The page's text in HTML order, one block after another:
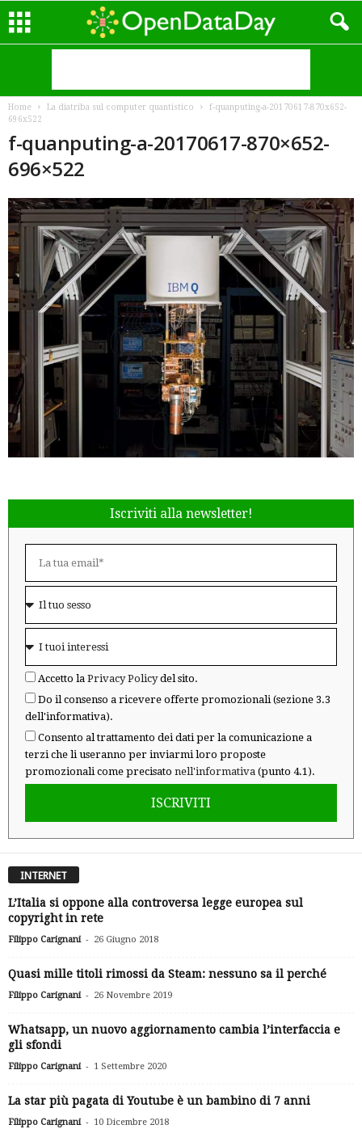
Home La diatriba sul computer quantistico
f-quanputing-a-20170617-870x652-
696x522
f-quanputing-a-20170617-870×652-
696×522
Iscriviti alla newsletter!
Accetto la Privacy Policydel sito.
Do il consenso a ricevere offerte promozionali (sezione 3.3
dell'informativa).
Consento al trattamento dei dati per la comunicazione a
terzi che li useranno per inviarmi loro proposte
promozionali come precisato nell'informativa (punto 4.1).
ISCRIVITI
INTERNET
L’Italia si oppone alla controversa legge europea sul
copyright in rete
Filippo Carignani - 26 Giugno 2018
Quasi mille titoli rimossi da Steam: nessuno sa il perché
Filippo Carignani - 26 Novembre 2019
Whatsapp, un nuovo aggiornamento cambia l’interfaccia e
gli sfondi
Filippo Carignani - 1 Settembre 2020
La star più pagata di Youtube è un bambino di 7 anni
Filippo Carignani - 10 Dicembre 2018